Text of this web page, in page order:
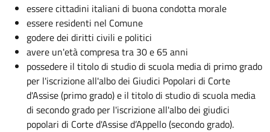
essere cittadini italiani di buona condotta morale
essere residenti nel Comune
godere dei diritti civili e politici
avere un'età compresa tra 30 e 65 anni
possedere il titolo di studio di scuola media di primo grado
per l'iscrizione all'albo dei Giudici Popolari di Corte
d'Assise (primo grado) e il titolo di studio di scuola media
di secondo grado per l'iscrizione all'albo dei giudici
popolari di Corte d'Assise d’Appello (secondo grado).